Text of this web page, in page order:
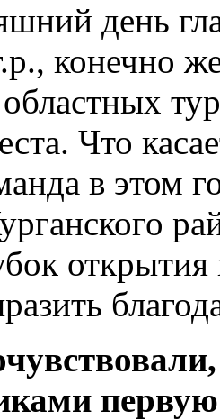
день
конечно
областных
Что
в этом